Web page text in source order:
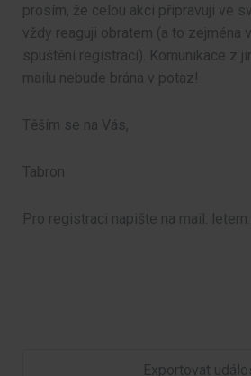
prosím, že celou akci připravuji ve
vždy reaguji obratem (a to zejména
spuštění registrací). Komunikace z
mailu nebude brána v potaz!
Těším se na Vás,
Tabron
Pro registraci napište na mail:
Exportovat